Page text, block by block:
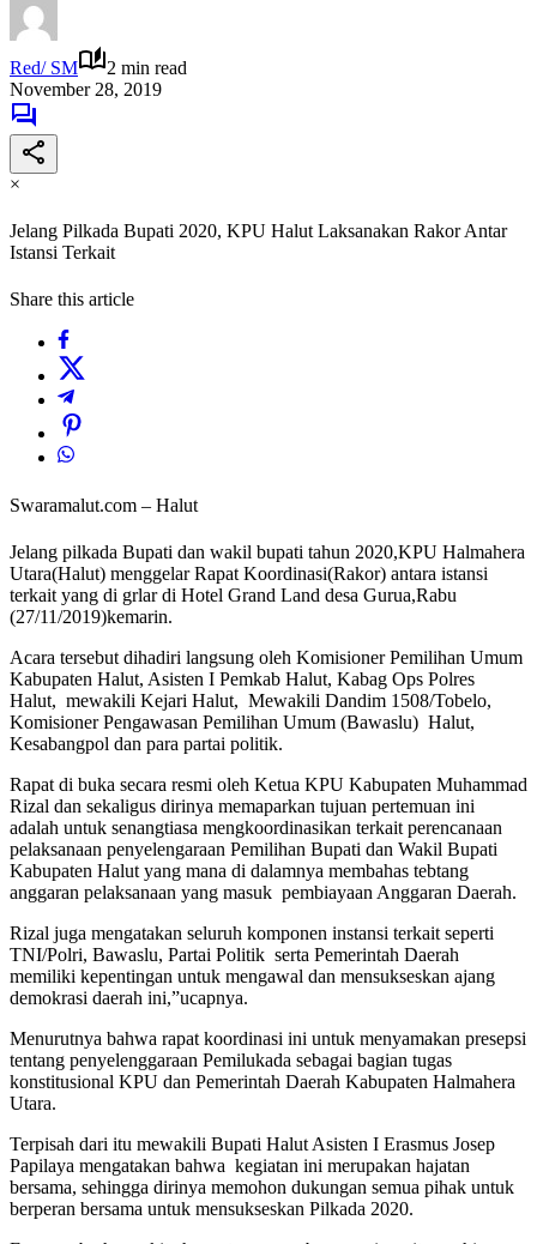
Red/ SM
2 min read
November 28, 2019
×
Jelang Pilkada Bupati 2020, KPU Halut Laksanakan Rakor Antar
Istansi Terkait
Share this article
Swaramalut.com – Halut
Jelang pilkada Bupati dan wakil bupati tahun 2020,KPU Halmahera
Utara(Halut) menggelar Rapat Koordinasi(Rakor) antara istansi
terkait yang di grlar di Hotel Grand Land desa Gurua,Rabu
(27/11/2019)kemarin.
Acara tersebut dihadiri langsung oleh Komisioner Pemilihan Umum
Kabupaten Halut, Asisten I Pemkab Halut, Kabag Ops Polres
Halut, mewakili Kejari Halut, Mewakili Dandim 1508/Tobelo,
Komisioner Pengawasan Pemilihan Umum (Bawaslu) Halut,
Kesabangpol dan para partai politik.
Rapat di buka secara resmi oleh Ketua KPU Kabupaten Muhammad
Rizal dan sekaligus dirinya memaparkan tujuan pertemuan ini
adalah untuk senangtiasa mengkoordinasikan terkait perencanaan
pelaksanaan penyelengaraan Pemilihan Bupati dan Wakil Bupati
Kabupaten Halut yang mana di dalamnya membahas tebtang
anggaran pelaksanaan yang masuk pembiayaan Anggaran Daerah.
Rizal juga mengatakan seluruh komponen instansi terkait seperti
TNI/Polri, Bawaslu, Partai Politik serta Pemerintah Daerah
memiliki kepentingan untuk mengawal dan mensukseskan ajang
demokrasi daerah ini,”ucapnya.
Menurutnya bahwa rapat koordinasi ini untuk menyamakan presepsi
tentang penyelenggaraan Pemilukada sebagai bagian tugas
konstitusional KPU dan Pemerintah Daerah Kabupaten Halmahera
Utara.
Terpisah dari itu mewakili Bupati Halut Asisten I Erasmus Josep
Papilaya mengatakan bahwa kegiatan ini merupakan hajatan
bersama, sehingga dirinya memohon dukungan semua pihak untuk
berperan bersama untuk mensukseskan Pilkada 2020.